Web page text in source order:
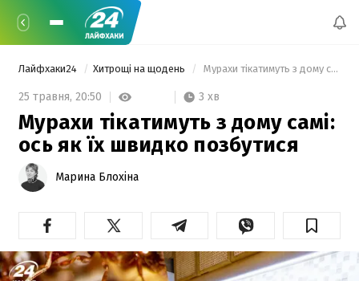
Лайфхаки24 Хитрощі на щодень Мурахи тікатимуть з дому самі: ось як їх швидко позбутися
25 травня, 20:50 3 хв
Мурахи тікатимуть з дому самі:
ось як їх швидко позбутися
Марина Блохіна